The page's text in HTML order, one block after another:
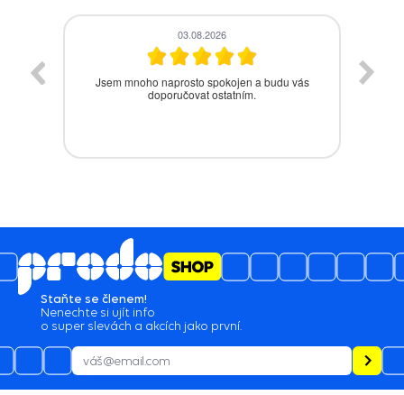
03.08.2026
Jsem mnoho naprosto spokojen a budu vás
doporučovat ostatním.
Staňte se členem!
Nenechte si ujít info
o super slevách a akcích jako první.